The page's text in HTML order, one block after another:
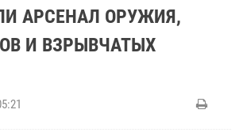
АРСЕНАЛ ОРУЖИЯ,
И ВЗРЫВЧАТЫХ